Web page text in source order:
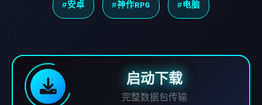
#安卓 #神作RPG #电脑
启动下载
完整数据包传输